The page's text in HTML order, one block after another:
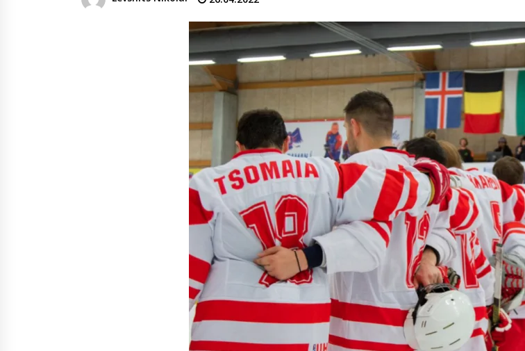
денежных переводов из
Грузию за одну неделю
увеличился на 64%
02.08.2026
другие фильмы —
кинотеатральный
Грузии
02.08.2026
Российские СМИ и паблики
намеренно разгоняют тему
плохих отношений между
грузинами и русскими
Самые популярные
распространённые
Грузии
02.08.2026
Любовь или продуманная акция
—сюжет Данилы и Ануки набрал
более 10 миллионов просмотров
за несколько дней
01.08.2026
Сеть OnePrice
рынка и прекратила
деятельность в
место пришла
01.08.2026